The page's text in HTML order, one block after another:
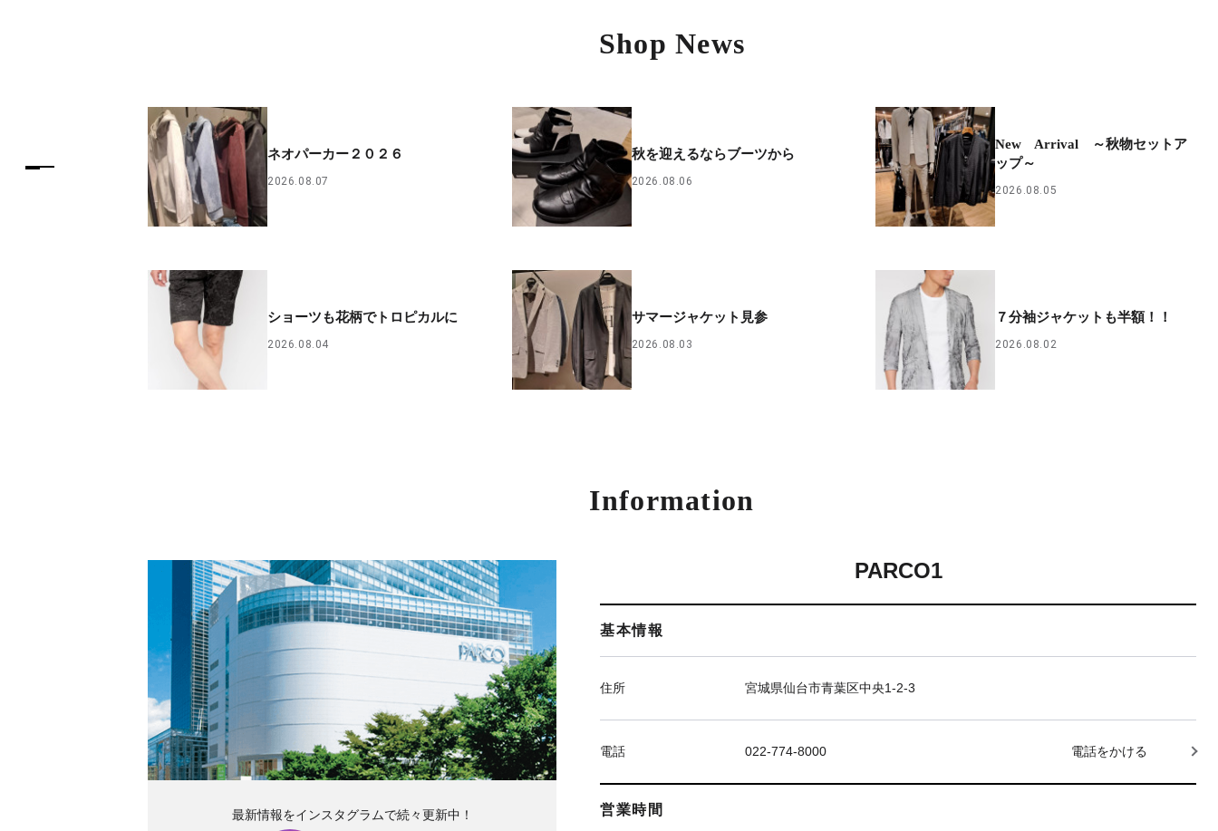
Shop News
ネオパーカー２０２６
2026.08.07
秋を迎えるならブーツから
2026.08.06
New Arrival ～秋物セットア
ップ～
2026.08.05
ショーツも花柄でトロピカルに
2026.08.04
サマージャケット見参
2026.08.03
７分袖ジャケットも半額！！
2026.08.02
Information
PARCO1
基本情報
住所 宮城県仙台市青葉区中央1-2-3
電話 022-774-8000 電話をかける
営業時間
最新情報をインスタグラムで続々更新中！